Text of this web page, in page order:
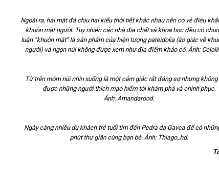
Ngoài ra, hai mặt đá chịu hai kiểu thời tiết khác nhau nên có vẻ điêu
khuôn mặt người. Tuy nhiên các nhà địa chất và khoa học đều có
luận “khuôn mặt” là sản phẩm của hiện tượng pareidolia (ảo giác về
người) và ngọn núi không được xem như địa điểm khảo cổ. Ảnh:
Từ trên mỏm núi nhìn xuống là một cảm giác rất đáng sợ nhưng không
được những người thích mạo hiểm tới khám phá và chinh phục.
Ảnh: Amandarood.
Ngày càng nhiều du khách trẻ tuổi tìm đến Pedra da Gavea để có
phút thư giãn cùng bạn bè. Ảnh: Thiago_hd.